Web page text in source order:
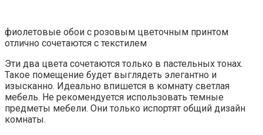
фиолетовые обои с розовым цветочным принтом
отлично сочетаются с текстилем
Эти два цвета сочетаются только в пастельных тонах.
Такое помещение будет выглядеть элегантно и
изысканно. Идеально впишется в комнату светлая
мебель. Не рекомендуется использовать темные
предметы мебели. Они только испортят общий дизайн
комнаты.